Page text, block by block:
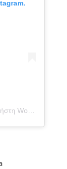
Η δημοσίευση κοινοποιήθηκε από το χρήστη Workspace Coworking Almería (@workspacecoworking)